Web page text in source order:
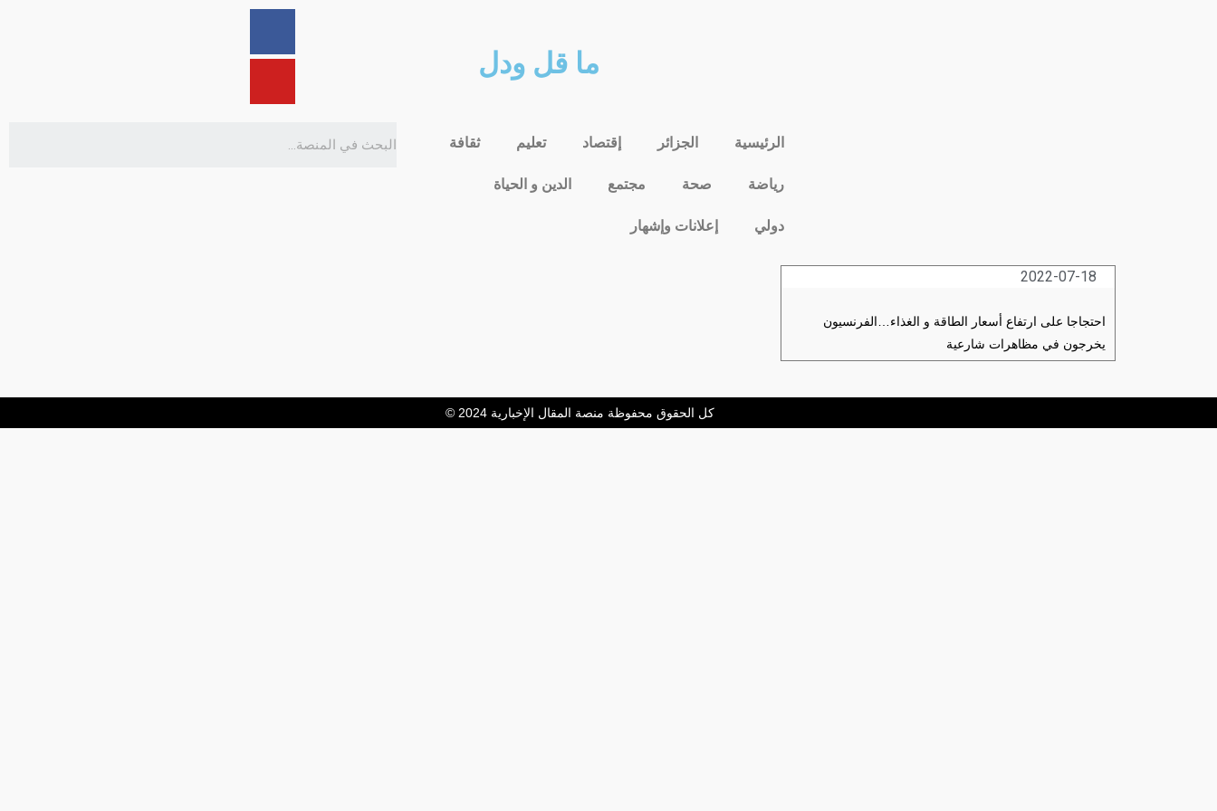
ما قل ودل
الرئيسية الجزائر إقتصاد تعليم ثقافة
رياضة صحة مجتمع الدين و الحياة
دولي إعلانات وإشهار
2022-07-18
احتجاجا على ارتفاع أسعار الطاقة و الغذاء…الفرنسيون
يخرجون في مظاهرات شارعية
كل الحقوق محفوظة منصة المقال الإخبارية 2024 ©